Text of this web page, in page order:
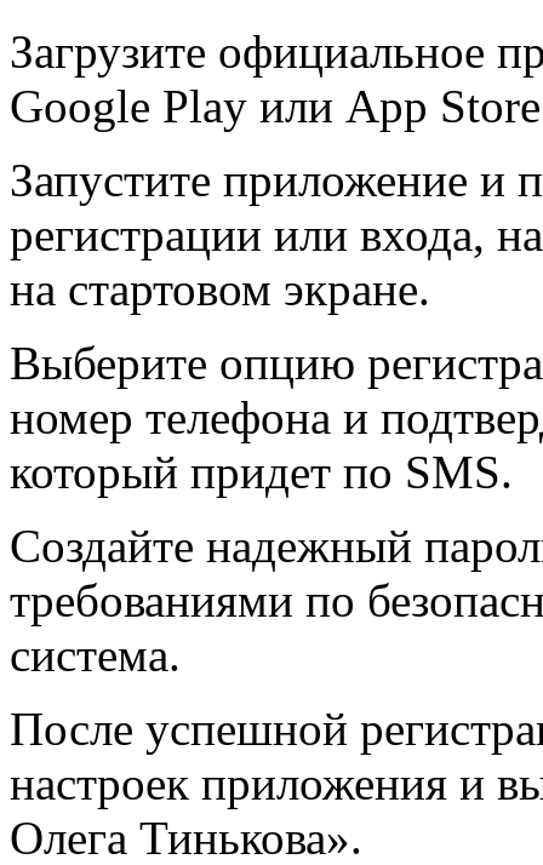
Загрузите официальное
Google Play или App
Запустите приложение и
регистрации или входа,
на стартовом экране.
Выберите опцию
номер телефона и
который придет по SMS.
Создайте надежный
требованиями по
система.
После успешной
настроек приложения и
Олега Тинькова».